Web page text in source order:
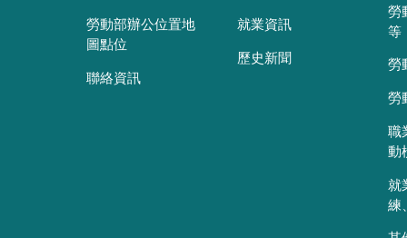
勞動部辦公位置地
圖點位
聯絡資訊
就業資訊
歷史新聞
勞
等
勞
勞
職
動
就
練